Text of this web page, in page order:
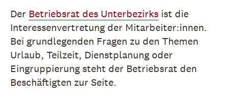
Kooperationen und Kooperationspartner
Der Betriebsrat des Unterbezirks ist die
Interessenvertretung der Mitarbeiter:innen.
Bei grundlegenden Fragen zu den Themen
Urlaub, Teilzeit, Dienstplanung oder
Eingruppierung steht der Betriebsrat den
Beschäftigten zur Seite.